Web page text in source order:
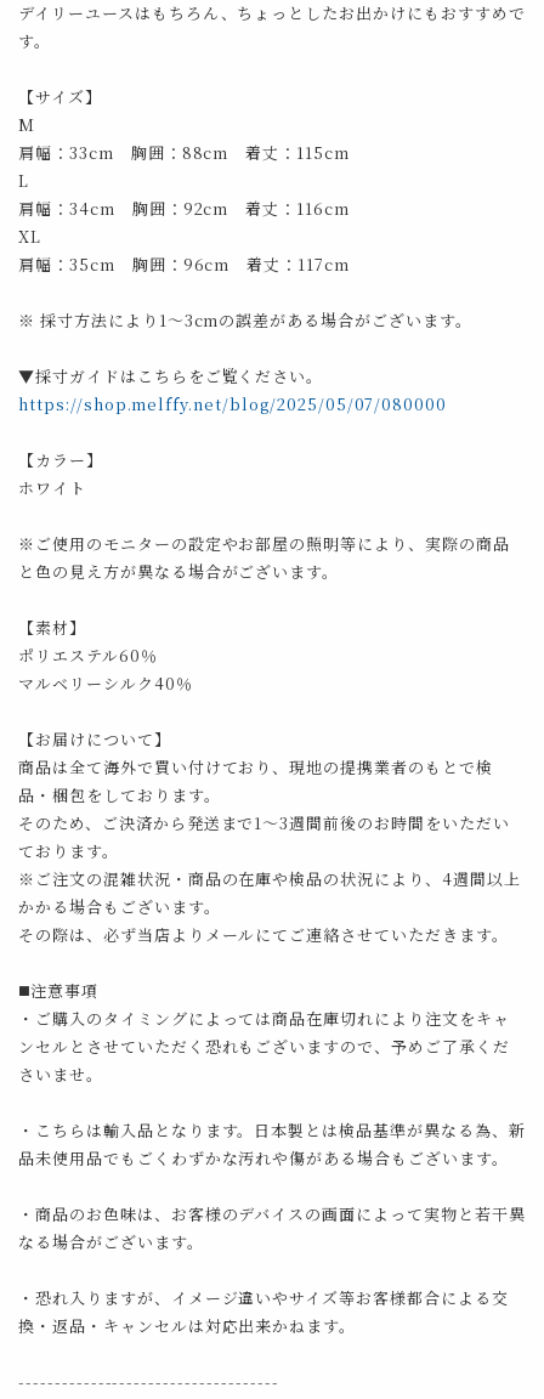
デイリーユースはもちろん、ちょっとしたお出かけにもおすすめで
す。
【サイズ】
M
肩幅：33cm 胸囲：88cm 着丈：115cm
L
肩幅：34cm 胸囲：92cm 着丈：116cm
XL
肩幅：35cm 胸囲：96cm 着丈：117cm
※ 採寸方法により1～3cmの誤差がある場合がございます。
▼採寸ガイドはこちらをご覧ください。
https://shop.melffy.net/blog/2025/05/07/080000
【カラー】
ホワイト
※ご使用のモニターの設定やお部屋の照明等により、実際の商品
と色の見え方が異なる場合がございます。
【素材】
ポリエステル60％
マルベリーシルク40％
【お届けについて】
商品は全て海外で買い付けており、現地の提携業者のもとで検
品・梱包をしております。
そのため、ご決済から発送まで1～3週間前後のお時間をいただい
ております。
※ご注文の混雑状況・商品の在庫や検品の状況により、4週間以上
かかる場合もございます。
その際は、必ず当店よりメールにてご連絡させていただきます。
◼️注意事項
・ご購入のタイミングによっては商品在庫切れにより注文をキャ
ンセルとさせていただく恐れもございますので、予めご了承くだ
さいませ。
・こちらは輸入品となります。日本製とは検品基準が異なる為、新
品未使用品でもごくわずかな汚れや傷がある場合もございます。
・商品のお色味は、お客様のデバイスの画面によって実物と若干異
なる場合がございます。
・恐れ入りますが、イメージ違いやサイズ等お客様都合による交
換・返品・キャンセルは対応出来かねます。
------------------------------------